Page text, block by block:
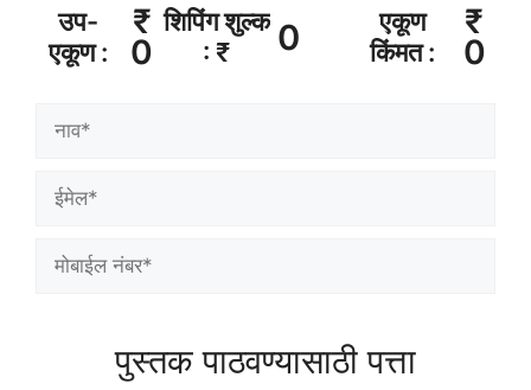
उप-
एकूण :
₹
0
शिपिंग शुल्क
: ₹
एकूण
किंमत :
₹
0
पुस्तक पाठवण्यासाठी पत्ता